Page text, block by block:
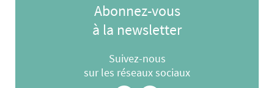
Abonnez-vous
à la newsletter
Suivez-nous
sur les réseaux sociaux